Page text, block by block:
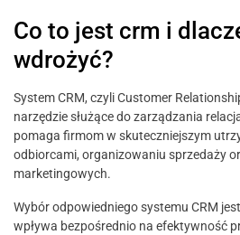
Co to jest crm i
wdrożyć?
System CRM, czyli Customer
narzędzie służące do zarządzania
pomaga firmom w skuteczniejszym
odbiorcami, organizowaniu sprzedaży
marketingowych.
Wybór odpowiedniego systemu CRM
wpływa bezpośrednio na efektywność